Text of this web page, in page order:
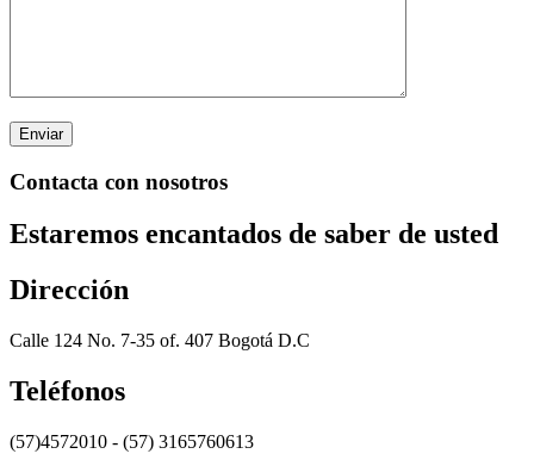
Contacta con nosotros
Estaremos encantados de saber de usted
Dirección
Calle 124 No. 7-35 of. 407 Bogotá D.C
Teléfonos
(57)4572010 - (57) 3165760613